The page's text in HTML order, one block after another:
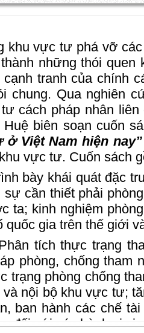
khu vực tư phá vỡ
những thói quen
tranh của chính
chung. Qua nghiên
cách pháp nhân
biên soạn cuốn
ở Việt Nam hiện
vực tư. Cuốn sách
bày khái quát đặc
cần thiết phải
ta; kinh nghiệm
gia trên thế giới
tích thực trạng
phòng, chống tham
trạng phòng chống
nội bộ khu vực tư;
ban hành các chế
đối với các hành vi vi